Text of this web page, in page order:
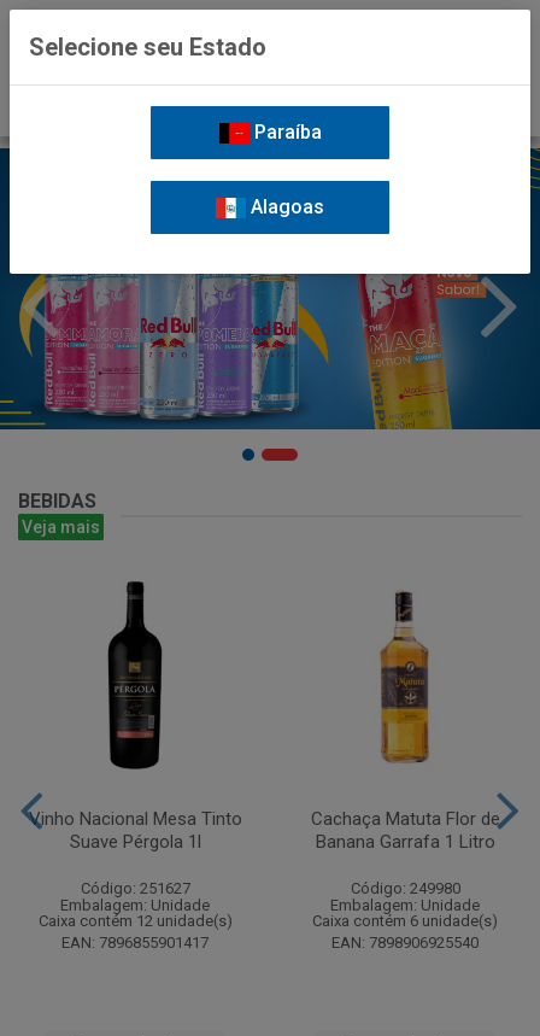
BEBIDAS
Veja mais
Vinho Nacional Mesa Tinto
Suave Pérgola 1l
Código: 251627
Embalagem: Unidade
Caixa contém 12 unidade(s)
EAN: 7896855901417
Cachaça Matuta Flor de
Banana Garrafa 1 Litro
Código: 249980
Embalagem: Unidade
Caixa contém 6 unidade(s)
EAN: 7898906925540
Selecione seu Estado
Paraíba
Alagoas